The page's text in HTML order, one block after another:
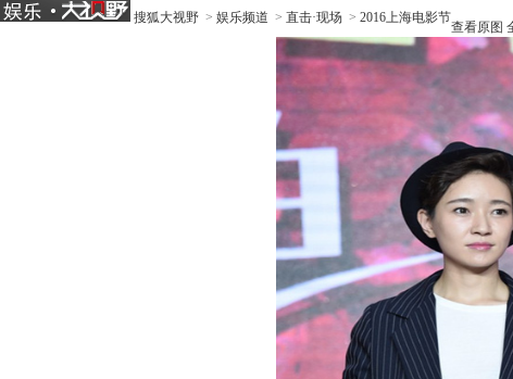
搜狐大视野 > 娱乐频道 > 直击·现场 > 2016上海电影节
查看原图